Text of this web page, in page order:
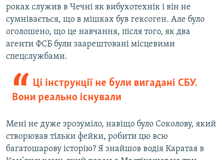
роках служив в Чечні як вибухотехнік і він не
сумнівається, що в мішках був гексоген. Але було
оголошено, що це навчання, після того, як два
агенти ФСБ були заарештовані місцевими
спецслужбами.
Ці інструкції не були вигадані СБУ.
Вони реально існували
Мені не дуже зрозуміло, навіщо було Соколову, який
створював тільки фейки, робити цю всю
багатошарову історію? Я знайшов водія Каратая в